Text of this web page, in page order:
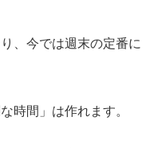
、今では週末の定番に
時間」は作れます。